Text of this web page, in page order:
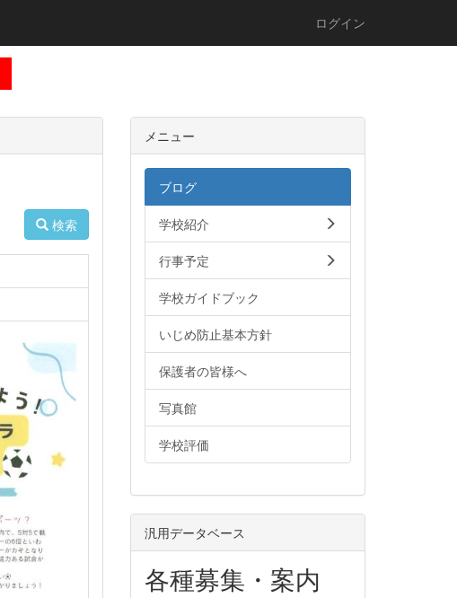
ログイン
検索
メニュー
ブログ
学校紹介
行事予定
学校ガイドブック
いじめ防止基本方針
保護者の皆様へ
写真館
学校評価
汎用データベース
各種募集・案内